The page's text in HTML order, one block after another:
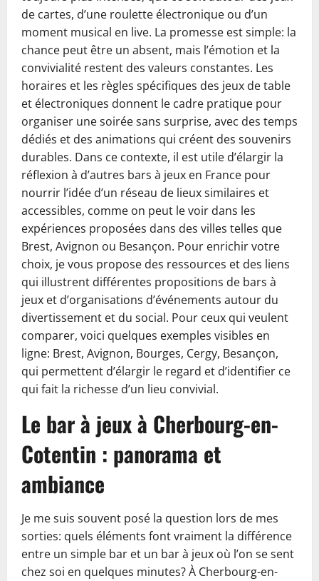
de cartes, d’une roulette électronique ou d’un
moment musical en live. La promesse est simple: la
chance peut être un absent, mais l’émotion et la
convivialité restent des valeurs constantes. Les
horaires et les règles spécifiques des jeux de table
et électroniques donnent le cadre pratique pour
organiser une soirée sans surprise, avec des temps
dédiés et des animations qui créent des souvenirs
durables. Dans ce contexte, il est utile d’élargir la
réflexion à d’autres bars à jeux en France pour
nourrir l’idée d’un réseau de lieux similaires et
accessibles, comme on peut le voir dans les
expériences proposées dans des villes telles que
Brest, Avignon ou Besançon. Pour enrichir votre
choix, je vous propose des ressources et des liens
qui illustrent différentes propositions de bars à
jeux et d’organisations d’événements autour du
divertissement et du social. Pour ceux qui veulent
comparer, voici quelques exemples visibles en
ligne: Brest, Avignon, Bourges, Cergy, Besançon,
qui permettent d’élargir le regard et d’identifier ce
qui fait la richesse d’un lieu convivial.
Le bar à jeux à Cherbourg-en-
Cotentin : panorama et
ambiance
Je me suis souvent posé la question lors de mes
sorties: quels éléments font vraiment la différence
entre un simple bar et un bar à jeux où l’on se sent
chez soi en quelques minutes? À Cherbourg-en-